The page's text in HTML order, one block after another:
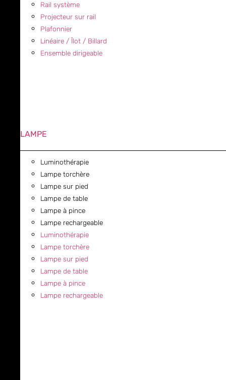
Rail système
Projecteur sur rail
Plafonnier
Linéaire / Îlot / Billard
Ensemble dirigeable
LAMPE
Luminothérapie
Lampe torchère
Lampe sur pied
Lampe de table
Lampe à pince
Lampe rechargeable
Luminothérapie
Lampe torchère
Lampe sur pied
Lampe de table
Lampe à pince
Lampe rechargeable